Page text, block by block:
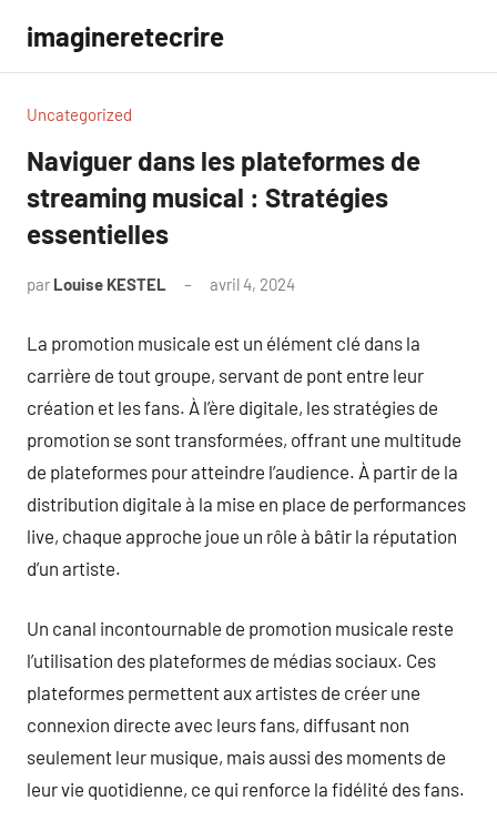
contenu
imagineretecrire
Uncategorized
Naviguer dans les plateformes de
streaming musical : Stratégies
essentielles
par Louise KESTEL avril 4, 2024
La promotion musicale est un élément clé dans la
carrière de tout groupe, servant de pont entre leur
création et les fans. À l’ère digitale, les stratégies de
promotion se sont transformées, offrant une multitude
de plateformes pour atteindre l’audience. À partir de la
distribution digitale à la mise en place de performances
live, chaque approche joue un rôle à bâtir la réputation
d’un artiste.
Un canal incontournable de promotion musicale reste
l’utilisation des plateformes de médias sociaux. Ces
plateformes permettent aux artistes de créer une
connexion directe avec leurs fans, diffusant non
seulement leur musique, mais aussi des moments de
leur vie quotidienne, ce qui renforce la fidélité des fans.